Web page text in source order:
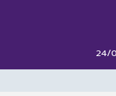
24/